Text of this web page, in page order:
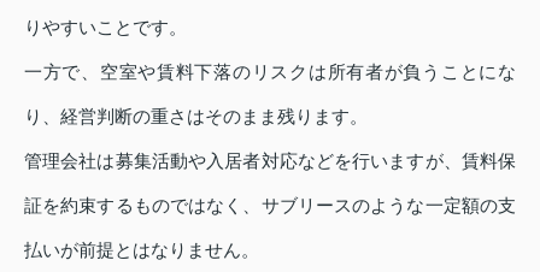
りやすいことです。
一方で、空室や賃料下落のリスクは所有者が負うことにな
り、経営判断の重さはそのまま残ります。
管理会社は募集活動や入居者対応などを行いますが、賃料保
証を約束するものではなく、サブリースのような一定額の支
払いが前提とはなりません。